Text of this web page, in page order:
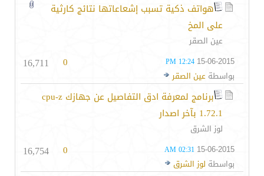
هواتف ذكية تسبب إشعاعاتها نتائج كارثية
على المخ
عين الصقر
15-06-2015
12:24 PM
بواسطة عين الصقر
0
16,711
برنامج لمعرفة ادق التفاصيل عن جهازك cpu-z
1.72.1 بآخر اصدار
لوز الشرق
15-06-2015
02:31 AM
بواسطة لوز الشرق
0
16,754